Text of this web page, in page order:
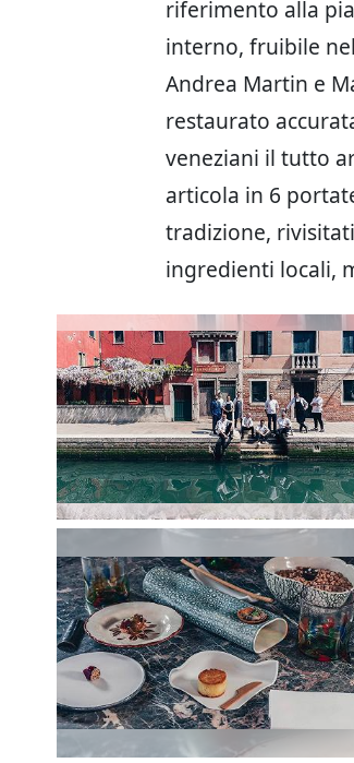
riferimento alla
interno, fruibile
Andrea Martin e
restaurato
veneziani il tutto
articola in 6
tradizione,
ingredienti locali,